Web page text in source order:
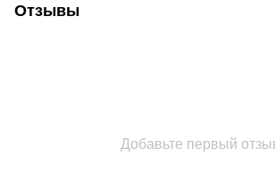
Отзывы
Добавьте первый